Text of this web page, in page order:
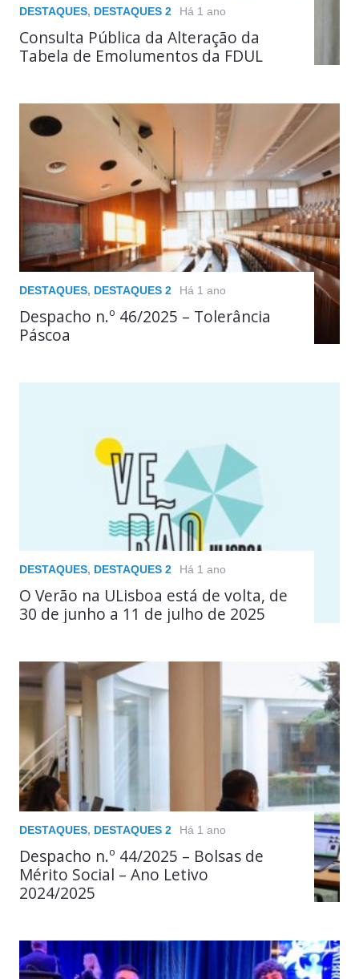
DESTAQUES, DESTAQUES 2 Há 1 ano
Consulta Pública da Alteração da
Tabela de Emolumentos da FDUL
DESTAQUES, DESTAQUES 2 Há 1 ano
Despacho n.º 46/2025 – Tolerância
Páscoa
DESTAQUES, DESTAQUES 2 Há 1 ano
O Verão na ULisboa está de volta, de
30 de junho a 11 de julho de 2025
DESTAQUES, DESTAQUES 2 Há 1 ano
Despacho n.º 44/2025 – Bolsas de
Mérito Social – Ano Letivo
2024/2025